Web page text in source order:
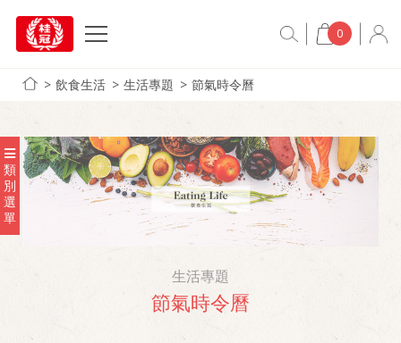
0
飲食生活 生活專題 節氣時令曆
類
別
選
單
生活專題
節氣時令曆